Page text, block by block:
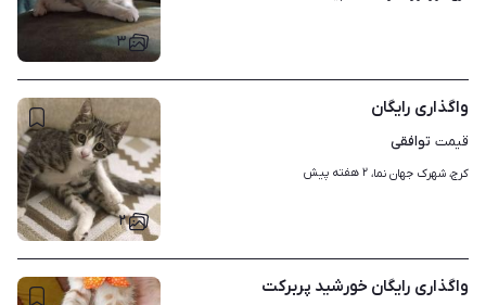
۳
۲
واگذاری رایگان
قیمت توافقی
کرج، شهرک جهان نما، ۲ هفته پیش
واگذاری رایگان خورشید پربرکت